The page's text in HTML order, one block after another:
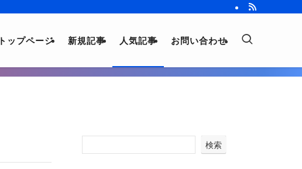
トップページ 新規記事 人気記事 お問い合わせ
検索